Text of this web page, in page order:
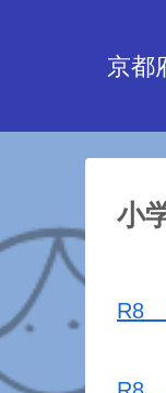
京都
小
R8